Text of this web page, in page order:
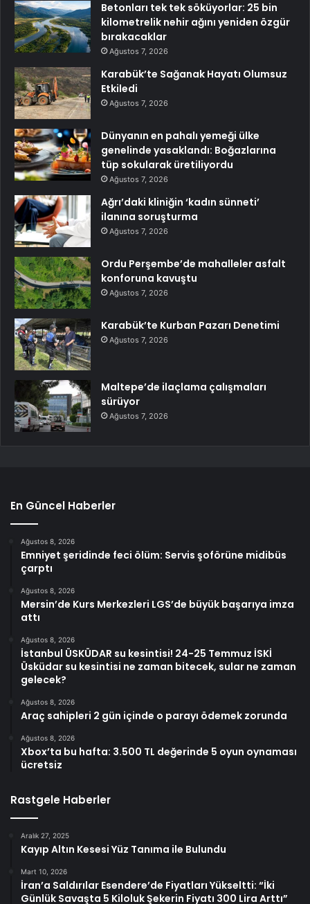
Betonları tek tek söküyorlar: 25 bin
kilometrelik nehir ağını yeniden özgür
bırakacaklar
Ağustos 7, 2026
Karabük’te Sağanak Hayatı Olumsuz
Etkiledi
Ağustos 7, 2026
Dünyanın en pahalı yemeği ülke
genelinde yasaklandı: Boğazlarına
tüp sokularak üretiliyordu
Ağustos 7, 2026
Ağrı’daki kliniğin ‘kadın sünneti’
ilanına soruşturma
Ağustos 7, 2026
Ordu Perşembe’de mahalleler asfalt
konforuna kavuştu
Ağustos 7, 2026
Karabük’te Kurban Pazarı Denetimi
Ağustos 7, 2026
Maltepe’de ilaçlama çalışmaları
sürüyor
Ağustos 7, 2026
En Güncel Haberler
Ağustos 8, 2026
Emniyet şeridinde feci ölüm: Servis şoförüne midibüs
çarptı
Ağustos 8, 2026
Mersin’de Kurs Merkezleri LGS’de büyük başarıya imza
attı
Ağustos 8, 2026
İstanbul ÜSKÜDAR su kesintisi! 24-25 Temmuz İSKİ
Üsküdar su kesintisi ne zaman bitecek, sular ne zaman
gelecek?
Ağustos 8, 2026
Araç sahipleri 2 gün içinde o parayı ödemek zorunda
Ağustos 8, 2026
Xbox’ta bu hafta: 3.500 TL değerinde 5 oyun oynaması
ücretsiz
Rastgele Haberler
Aralık 27, 2025
Kayıp Altın Kesesi Yüz Tanıma ile Bulundu
Mart 10, 2026
İran’a Saldırılar Esendere’de Fiyatları Yükseltti: “İki
Günlük Savaşta 5 Kiloluk Şekerin Fiyatı 300 Lira Arttı”